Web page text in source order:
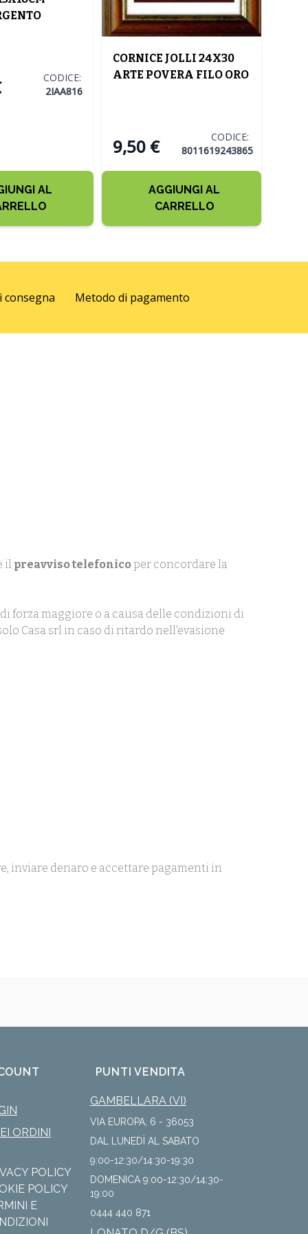
CODICE:
2IAA816
AL
CORNICE JOLLI 24X30
ARTE POVERA FILO ORO
9,50 €
CODICE:
8011619243865
AGGIUNGI AL
CARRELLO
consegna Metodo di pagamento
il preavviso telefonicoper concordare la
forza maggiore o a causa delle condizioni di
Casa srl in caso di ritardo nell'evasione
inviare denaro e accettare pagamenti in
ORDINI
POLICY
POLICY
E
PUNTI VENDITA
GAMBELLARA (VI)
VIA EUROPA, 6 - 36053
DAL LUNEDÌ AL SABATO
9:00-12:30/14:30-19:30
DOMENICA 9:00-12:30/14:30-
19:00
0444 440 871